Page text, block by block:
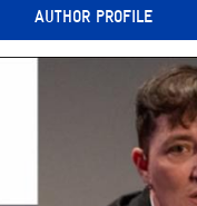
AUTHOR PROFILE